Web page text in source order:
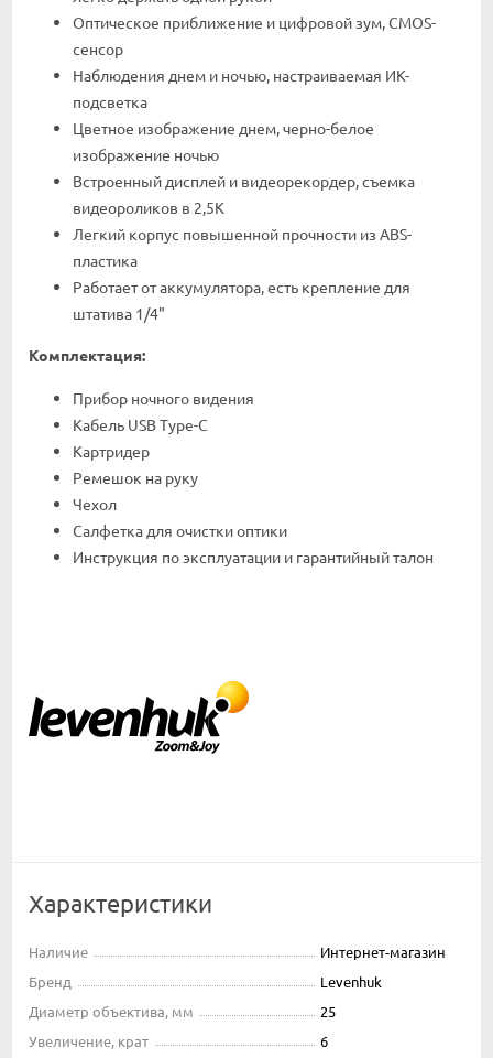
Оптическое приближение и цифровой зум, CMOS-
сенсор
Наблюдения днем и ночью, настраиваемая ИК-
подсветка
Цветное изображение днем, черно-белое
изображение ночью
Встроенный дисплей и видеорекордер, съемка
видеороликов в 2,5К
Легкий корпус повышенной прочности из ABS-
пластика
Работает от аккумулятора, есть крепление для
штатива 1/4"
Комплектация:
Прибор ночного видения
Кабель USB Type-C
Картридер
Ремешок на руку
Чехол
Салфетка для очистки оптики
Инструкция по эксплуатации и гарантийный талон
Характеристики
Наличие
Интернет-магазин
Бренд
Levenhuk
Диаметр объектива, мм
25
Увеличение, крат
6